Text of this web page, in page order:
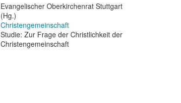
Evangelischer Oberkirchenrat Stuttgart
(Hg.)
Christengemeinschaft
Studie: Zur Frage der Christlichkeit der
Christengemeinschaft